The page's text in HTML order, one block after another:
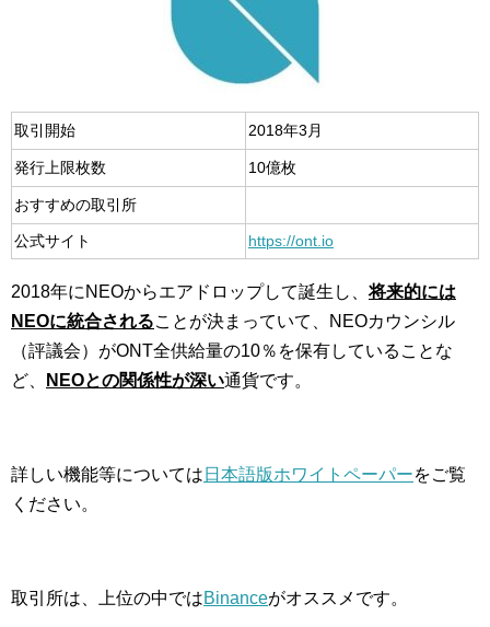
取引開始 2018年3月
発行上限枚数 10億枚
おすすめの取引所
公式サイト https://ont.io
2018年にNEOからエアドロップして誕生し、将来的には
NEOに統合されることが決まっていて、NEOカウンシル
（評議会）がONT全供給量の10％を保有していることな
ど、
NEOとの関係性が深い通貨です。
詳しい機能等については 日本語版ホワイトペーパーをご覧
ください。
取引所は、上位の中ではBinanceがオススメです。